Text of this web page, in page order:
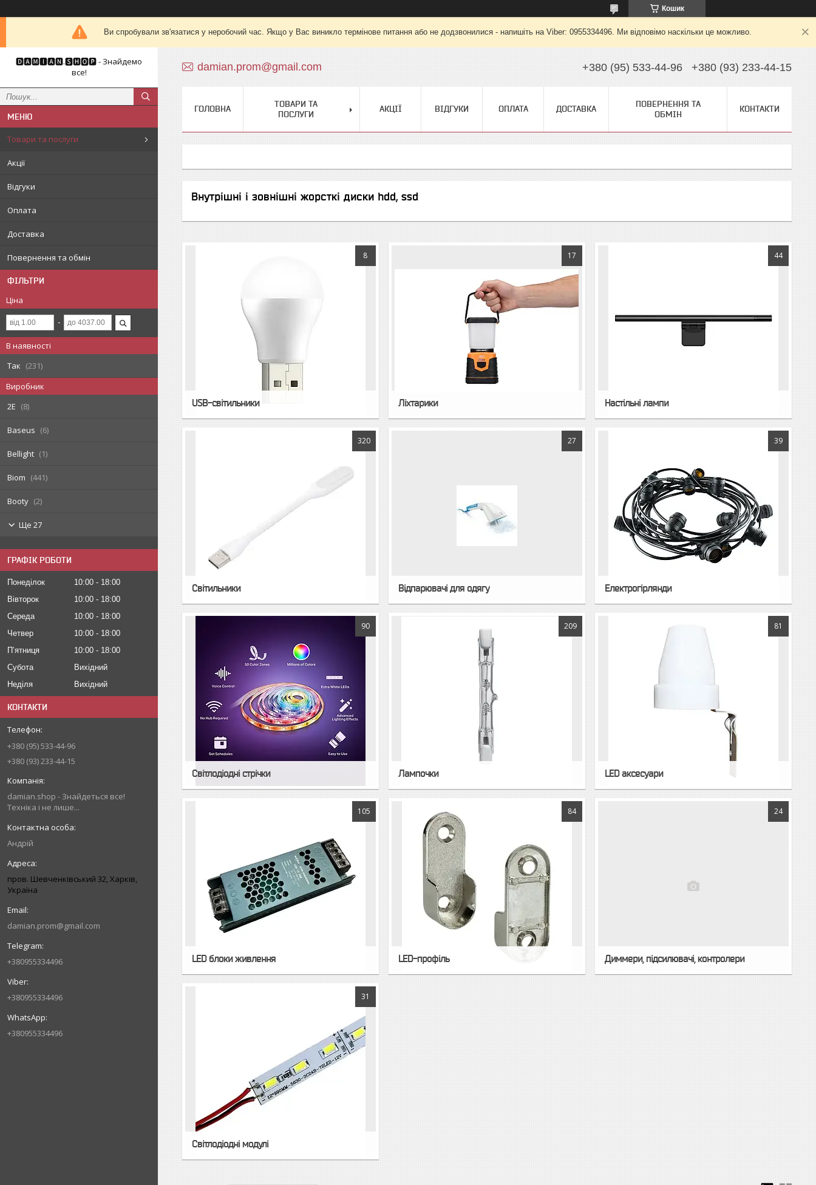
Кошик
Ви спробували зв'язатися у неробочий час. Якщо у Вас виникло термінове питання або не додзвонилися - напишіть на Viber: 0955334496. Ми відповімо наскільки це можливо.
🅳🅰🅼🅸🅰🅽.🆂🅷🅾🅿 - Знайдемо
все!
Товари та послуги
Акції
Відгуки
Оплата
Доставка
Повернення та обмін
ФІЛЬТРИ
Ціна
В наявності
Так
231
Виробник
2E
8
Baseus 6
Bellight 1
Biom 441
Booty 2
Ще 27
ГРАФІК РОБОТИ
Понеділок 10:00
18:00
Вівторок
10:00
18:00
Середа
10:00
18:00
Четвер
10:00
18:00
Пʼятниця
10:00
18:00
Субота
Вихідний
Неділя
Вихідний
КОНТАКТИ
+380 (95) 533-44-96
+380 (93) 233-44-15
damian.shop - Знайдеться все!
Техніка і не лише...
Андрій
пров. Шевченківський 32, Харків,
Україна
damian.prom@gmail.com
+380955334496
+380955334496
+380955334496
damian.prom@gmail.com +380 (95) 533-44-96 +380 (93) 233-44-15
ГОЛОВНА
ТОВАРИ ТА
ПОСЛУГИ
АКЦІЇ ВІДГУКИ ОПЛАТА ДОСТАВКА
ПОВЕРНЕННЯ ТА
ОБМІН
КОНТАКТИ
Внутрішні і зовнішні жорсткі диски hdd, ssd
8
USB-світильники
17
Ліхтарики
44
Настільні лампи
320
Світильники
27
Відпарювачі для одягу
39
Електрогірлянди
90
Світлодіодні стрічки
209
Лампочки
81
LED аксесуари
105
LED блоки живлення
84
LED-профіль
24
Диммери, підсилювачі, контролери
31
Світлодіодні модулі